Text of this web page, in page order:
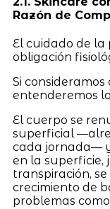
Razón de
El cuidado de la
obligación
Si
entenderemos
El cuerpo se
superficial
cada jornada—
en la superficie,
transpiración,
crecimiento de
problemas